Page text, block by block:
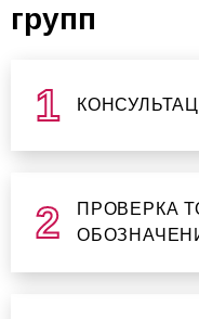
групп
ПРОВЕРКА